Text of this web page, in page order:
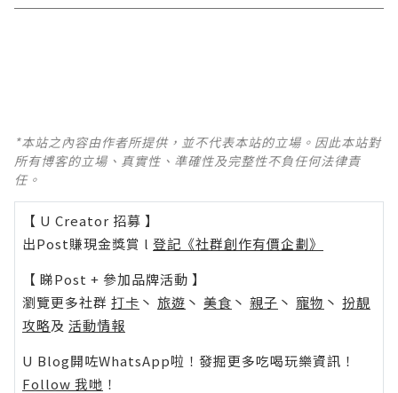
*本站之內容由作者所提供，並不代表本站的立場。因此本站對
所有博客的立場、真實性、準確性及完整性不負任何法律責
任。
【 U Creator 招募 】
出Post賺現金獎賞 l 登記《社群創作有價企劃》
【 睇Post + 參加品牌活動 】
瀏覽更多社群 打卡 丶 旅遊 丶 美食 丶 親子 丶 寵物 丶 扮靚
攻略及 活動情報
U Blog開咗WhatsApp啦！發掘更多吃喝玩樂資訊！
Follow 我哋 ！